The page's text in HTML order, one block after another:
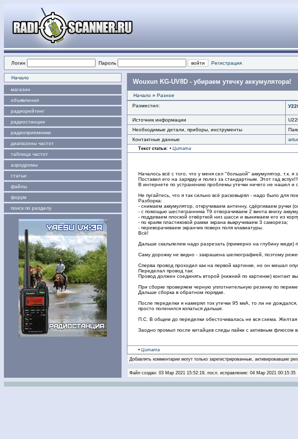
Логин Пароль Регистрация
Начало
магазин
объявления
радиорейтинг
радиостанции
радиоприемники
диапазоны частот
таблица частот
аэродромы
статьи
файлы
форум
поиск по разделу
Wouxun KG-UV8D - убираем утечку аккумулятора!
Начало » Разное
Разместил:
Источник информации
Необходимые детали, приборы, инструменты
Контактные данные
Текст статьи: • Цитата
Началось всё с того, что у меня сел "большой" аккумулятор, т.к. я
Поставил его на зарядку и полез за стандартным. Этот гад
В интернете по устранению проблемы утечки ничего не нашел и
Не пугайтесь, что я так сильно всё расковырял - надо было для
Разборка:
- снимаем аккумулятор, откручиваем антенну, сдёргиваем ручки
- с помощью шестигранника Т9 отворачиваем 2 винта внизу
- поддеваем плоской отвёрткой низ шасси и вынимаем его из
- по краям пластиковой рамки экрана выкручиваем 3 самореза;
- переворачиваем экранчик поверх поля клавиатуры.
Всё!
Дальше скальпелем надо разрезать (примерно на глубину меди)
Саму дорожку не видно - закрашена шелкографией, поэтому
Сперва провод проходил как на первой картинке, но он мешал
Переделал провод так:
Провод должен соединять второй (нижний по картинке) контакт
При сборке проверяем черную уплотнительную резинку по
Дальше сборка в обратном порядке.
После переделки я намерял ток утечки 95 мкА, то ли не
просто поленился копаться дальше.
П.С. В общем до переделки обесточивалась не вся схема. Желтая
Заодно промыл после китайцев следы пайки с активным флюсом
• Цитата
Добавлять комментарии могут только зарегистрированные, активировавшие
Файл создан: 03 Мар 2021 15:52:19, посл. исправление: 04 Мар 2021 00:15:35